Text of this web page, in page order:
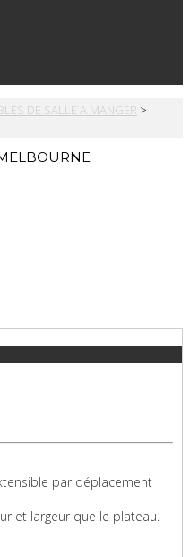
DE SALLE A MANGER >
par déplacement
et largeur que le plateau.